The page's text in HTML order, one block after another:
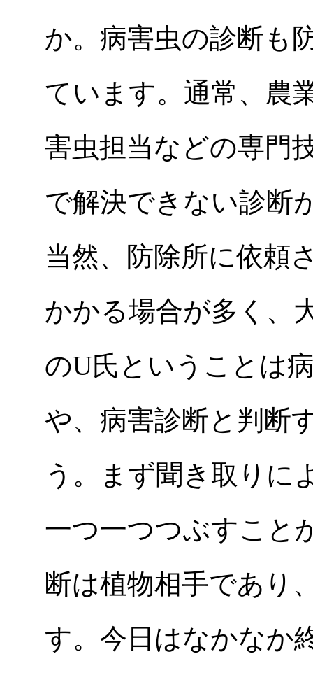
か。病害虫の診断も
ています。通常、農
害虫担当などの専門
で解決できない診断
当然、防除所に依頼
かかる場合が多く、
のU氏ということは
や、病害診断と判断
う。まず聞き取りに
一つ一つつぶすこと
断は植物相手であり
す。今日はなかなか